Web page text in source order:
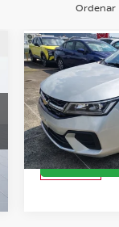
Ordenar
2024
LT PLUS
Nissan
Valores:623297
Reservado
Precio:
OBTÉN